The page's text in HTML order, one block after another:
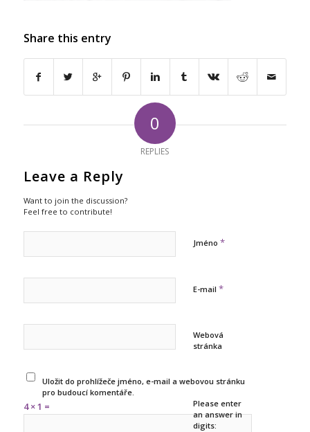
Share this entry
0
REPLIES
Leave a Reply
Want to join the discussion?
Feel free to contribute!
Jméno *
E-mail *
Webová
stránka
Uložit do prohlížeče jméno, e-mail a webovou stránku
pro budoucí komentáře.
Please enter
an answer in
digits:
4 × 1 =